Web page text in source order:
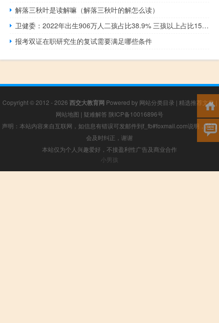
解落三秋叶是读解嘛（解落三秋叶的解怎么读）
卫健委：2022年出生906万人二孩占比38.9% 三孩以上占比15.0%
报考双证在职研究生的复试需要满足哪些条件
Copyright © 2012 - 2026 西交大教育网 Powered by 网站分类目录 | 精选推荐文章 |
网站地图 | 疑难解答 陕ICP备10016896号
声明：本站内容来自互联网，如信息有错误可发邮件到f_fb#foxmail.com说明，我们
会及时纠正，谢谢
本站仅为个人兴趣爱好，不接盈利性广告及商业合作
小男孩